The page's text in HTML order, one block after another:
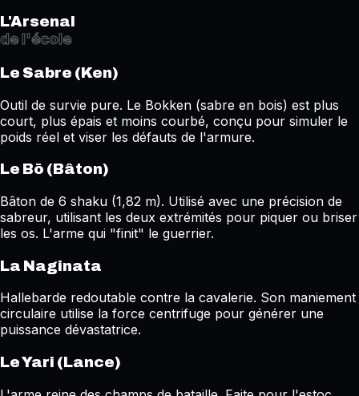
L'Arsenal
de l'école
Le Sabre (Ken)
Outil de survie pure. Le Bokken (sabre en bois) est plus
court, plus épais et moins courbé, conçu pour simuler le
poids réel et viser les défauts de l'armure.
Le Bō (Bâton)
Bâton de 6 shaku (1,82 m). Utilisé avec une précision de
sabreur, utilisant les deux extrémités pour piquer ou briser
les os. L'arme qui "finit" le guerrier.
La Naginata
Hallebarde redoutable contre la cavalerie. Son maniement
circulaire utilise la force centrifuge pour générer une
puissance dévastatrice.
Le Yari (Lance)